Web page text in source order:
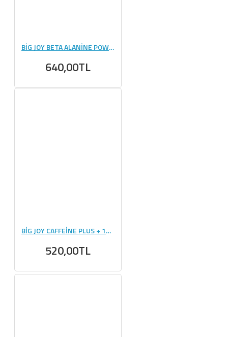
BİG JOY BETA ALANİNE POWDER 300 GR
640,00TL
BİG JOY CAFFEİNE PLUS + 100 KAPSÜL
520,00TL